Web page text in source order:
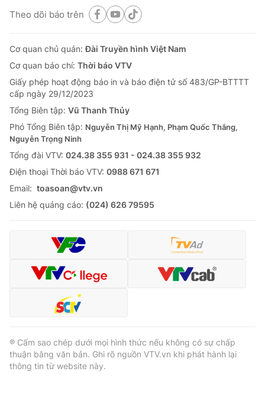
Theo dõi báo trên
Cơ quan chủ quản:Đài Truyền hình Việt Nam
Cơ quan báo chí: Thời báo VTV
Giấy phép hoạt động báo in và báo điện tử số 483/GP-BTTTT
cấp ngày 29/12/2023
Tổng Biên tập: Vũ Thanh Thủy
Phó Tổng Biên tập: Nguyễn Thị Mỹ Hạnh, Phạm Quốc Thắng,
Nguyễn Trọng Ninh
Tổng đài VTV: 024.38 355 931 - 024.38 355 932
Ðiện thoại Thời báo VTV: 0988 671 671
Email: toasoan@vtv.vn
Liên hệ quảng cáo: (024) 626 79595
® Cấm sao chép dưới mọi hình thức nếu không có sự chấp
thuận bằng văn bản. Ghi rõ nguồn VTV.vn khi phát hành lại
thông tin từ website này.